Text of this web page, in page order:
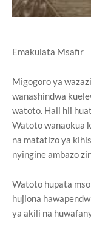
Emakulata Msafir
Migogoro ya
wanashindwa
watoto. Hali hii
Watoto wanaokua
na matatizo ya
nyingine ambazo
Watoto hupata
hujiona
ya akili na